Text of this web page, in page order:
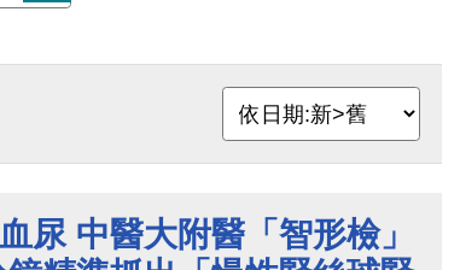
尿 中醫大附醫「智形檢」